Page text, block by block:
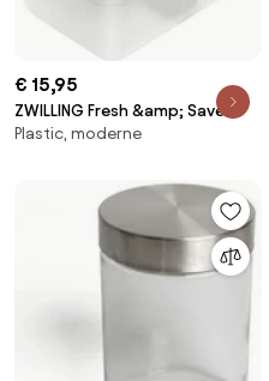
€ 15,95
ZWILLING Fresh &amp; Save
Vacuüm brooddoos L,
Grijs - Fresh &amp; Save -
Plastic, moderne